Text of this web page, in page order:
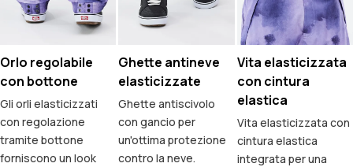
Orlo regolabile
con bottone
Gli orli elasticizzati
con regolazione
tramite bottone
forniscono un look
Ghette antineve
elasticizzate
Ghette antiscivolo
con gancio per
un'ottima protezione
contro la neve.
Vita elasticizzata
con cintura
elastica
Vita elasticizzata con
cintura elastica
integrata per una